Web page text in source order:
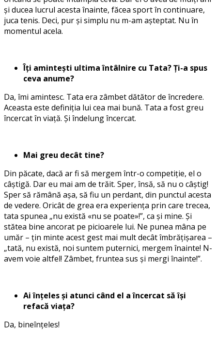
și ducea lucrul acesta înainte, făcea sport în continuare,
juca tenis. Deci, pur și simplu nu m-am așteptat. Nu în
momentul acela.
Îți amintești ultima întâlnire cu Tata? Ți-a spus
ceva anume?
Da, îmi amintesc. Tata era zâmbet dătător de încredere.
Aceasta este definiția lui cea mai bună. Tata a fost greu
încercat în viață. Și îndelung încercat.
Mai greu decât tine?
Din păcate, dacă ar fi să mergem într-o competiție, el o
câștigă. Dar eu mai am de trăit. Sper, însă, să nu o câștig!
Sper să rămână așa, să fiu un perdant, din punctul acesta
de vedere. Oricât de grea era experiența prin care trecea,
tata spunea „nu există «nu se poate»!”, ca și mine. Și
stătea bine ancorat pe picioarele lui. Ne punea mâna pe
umăr – țin minte acest gest mai mult decât îmbrățișarea –
„tată, nu există, noi suntem puternici, mergem înainte! N-
avem voie altfel! Zâmbet, fruntea sus și mergi înainte!”.
Ai înțeles și atunci când el a încercat să își
refacă viața?
Da, bineînțeles!